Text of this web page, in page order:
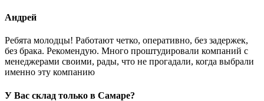
Андрей
Ребята молодцы! Работают четко, оперативно, без задержек,
без брака. Рекомендую. Много проштудировали компаний с
менеджерами своими, рады, что не прогадали, когда выбрали
именно эту компанию
У Вас склад только в Самаре?